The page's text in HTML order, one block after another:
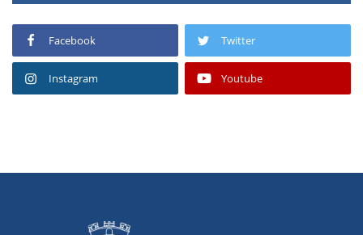
Facebook Twitter
Instagram Youtube